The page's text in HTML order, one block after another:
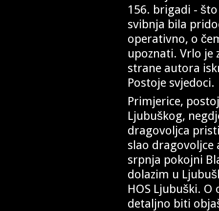
156. brigadi -
svibnja bila
operativno, o
upoznati. Vrlo je
strane autora
Postoje svjedoci.
Primjerice,
Ljubuškog,
dragovoljca
slao dragovoljce
srpnja pokojni
dolazim u
HOS Ljubuški.
detaljno biti